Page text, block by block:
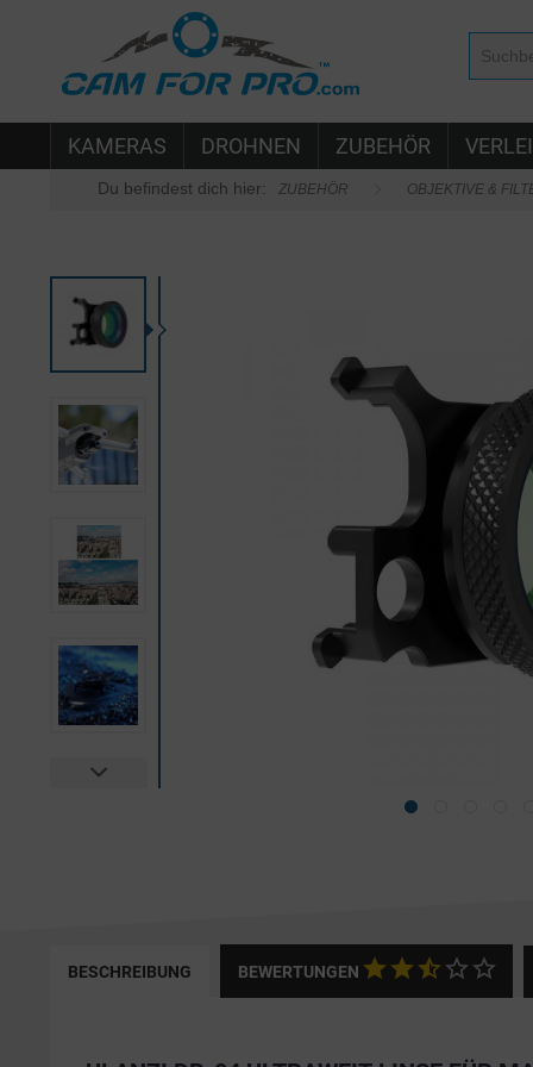
KAMERAS DROHNEN ZUBEHÖR
Du befindest dich hier: ZUBEHÖR OBJEKTIVE &
BESCHREIBUNG BEWERTUNGEN